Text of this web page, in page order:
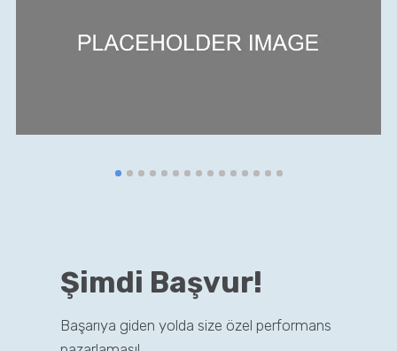
Şimdi Başvur!
Başarıya giden yolda size özel performans